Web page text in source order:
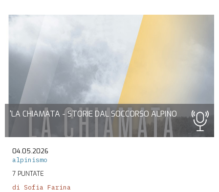
'LA CHIAMATA - STORIE DAL SOCCORSO ALPINO
04.05.2026
alpinismo
7 PUNTATE
di Sofia Farina